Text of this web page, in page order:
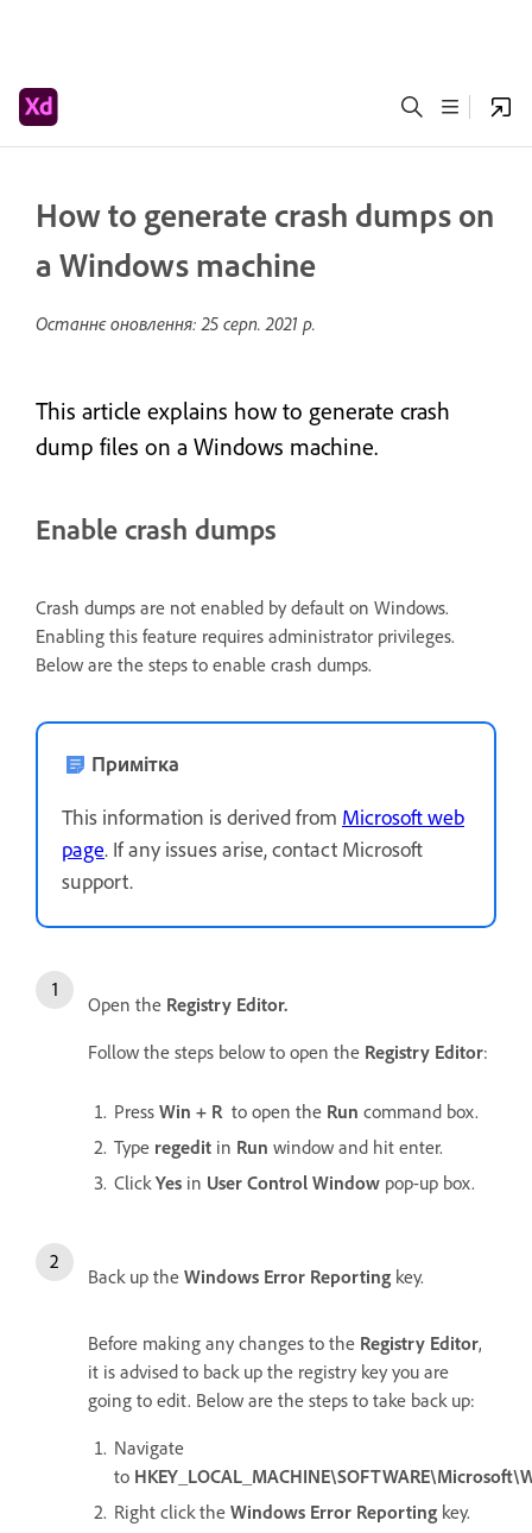
How to generate crash dumps on
a Windows machine
Останнє оновлення:25 серп. 2021 р.
This article explains how to generate crash
dump files on a Windows machine.
Enable crash dumps
Crash dumps are not enabled by default on Windows.
Enabling this feature requires administrator privileges.
Below are the steps to enable crash dumps.
Примітка
This information is derived from Microsoft web
page. If any issues arise, contact Microsoft
support.
Open the Registry Editor.
Follow the steps below to open the Registry Editor:
Press Win + R to open the Run command box.
Type regedit in Run window and hit enter.
Click Yes in User Control Window pop-up box.
Back up the Windows Error Reporting key.
Before making any changes to the Registry Editor,
it is advised to back up the registry key you are
going to edit. Below are the steps to take back up:
Navigate
to
Right click the Windows Error Reporting key.